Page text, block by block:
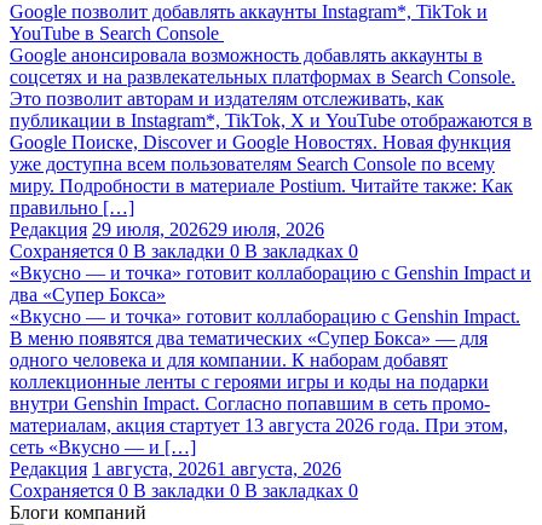
Google позволит добавлять аккаунты Instagram*, TikTok и
YouTube в Search Console
Google анонсировала возможность добавлять аккаунты в
соцсетях и на развлекательных платформах в Search Console.
Это позволит авторам и издателям отслеживать, как
публикации в Instagram*, TikTok, X и YouTube отображаются в
Google Поиске, Discover и Google Новостях. Новая функция
уже доступна всем пользователям Search Console по всему
миру. Подробности в материале Postium. Читайте также: Как
правильно […]
Редакция 29 июля, 202629 июля, 2026
Сохраняется 0 В закладки 0 В закладках 0
«Вкусно — и точка» готовит коллаборацию с Genshin Impact и
два «Супер Бокса»
«Вкусно — и точка» готовит коллаборацию с Genshin Impact.
В меню появятся два тематических «Супер Бокса» — для
одного человека и для компании. К наборам добавят
коллекционные ленты с героями игры и коды на подарки
внутри Genshin Impact. Согласно попавшим в сеть промо-
материалам, акция стартует 13 августа 2026 года. При этом,
сеть «Вкусно — и […]
Редакция 1 августа, 20261 августа, 2026
Сохраняется 0 В закладки 0 В закладках 0
Блоги компаний